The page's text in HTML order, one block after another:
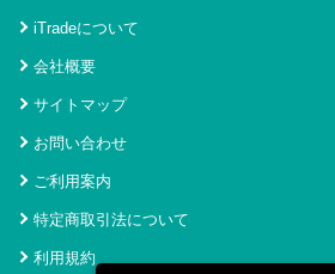
iTradeについて
会社概要
サイトマップ
お問い合わせ
ご利用案内
特定商取引法について
利用規約